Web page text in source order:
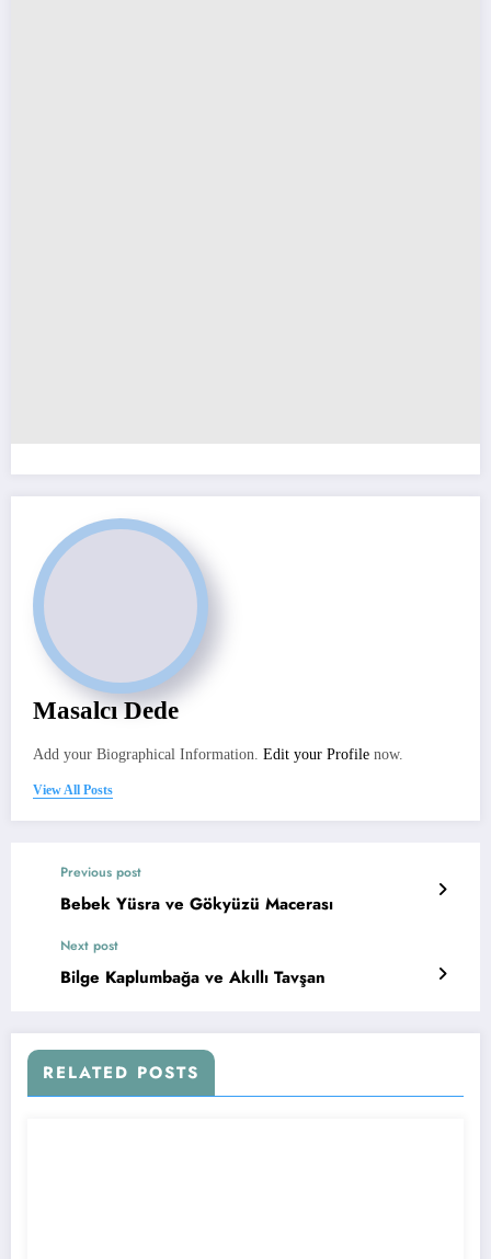
Masalcı Dede
Add your Biographical Information. Edit your Profile now.
View All Posts
Previous post
Bebek Yüsra ve Gökyüzü Macerası
Next post
Bilge Kaplumbağa ve Akıllı Tavşan
RELATED POSTS